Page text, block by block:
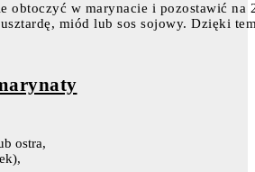
obtoczyć w marynacie i pozostawić
miód lub sos sojowy. Dzięki
ostra,